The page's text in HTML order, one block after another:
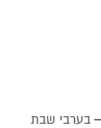
בערבי שבת